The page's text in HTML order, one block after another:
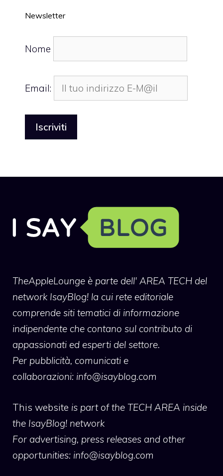
Newsletter
Nome
Email:
TheAppleLounge è parte dell' AREA TECH del
network IsayBlog! la cui rete editoriale
comprende siti tematici di informazione
indipendente che contano sul contributo di
appassionati ed esperti del settore.
Per pubblicità, comunicati e
collaborazioni: info@isayblog.com
This website is part of the TECH AREA inside
the IsayBlog! network
For advertising, press releases and other
opportunities: info@isayblog.com